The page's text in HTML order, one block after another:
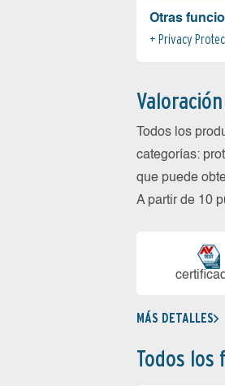
Otras
Privacy
Todos los
categorías:
que puede
A partir de 10
MÁS DETALLES
Todos los